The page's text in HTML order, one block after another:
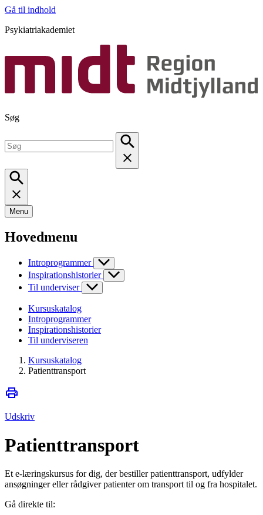
Gå til indhold
Psykiatriakademiet
Søg
Menu
Hovedmenu
Introprogrammer
Inspirationshistorier
Til underviser
Kursuskatalog
Introprogrammer
Inspirationshistorier
Til underviseren
Kursuskatalog
Patienttransport
Udskriv
Patienttransport
Et e-læringskursus for dig, der bestiller patienttransport, udfylder
ansøgninger eller rådgiver patienter om transport til og fra hospitalet.
Gå direkte til: